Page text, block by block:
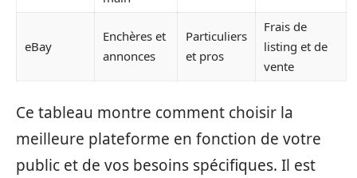
eBay
Enchères et
annonces
Particuliers
et pros
Frais de
listing et de
vente
Ce tableau montre comment choisir la
meilleure plateforme en fonction de votre
public et de vos besoins spécifiques. Il est